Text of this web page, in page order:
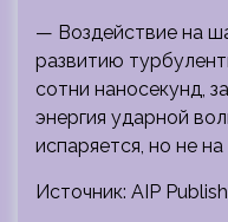
— Воздействие на
развитию
сотни наносекунд,
энергия ударной
испаряется, но не
Источник: AIP